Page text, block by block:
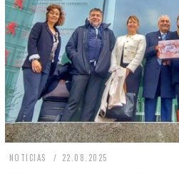
NOTICIAS 22.08.2025